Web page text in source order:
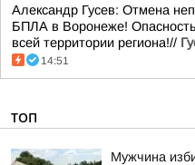
Александр Гусев: Отмена
БПЛА в Воронеже!
всей территории региона!//
14:51
ТОП
Мужчина